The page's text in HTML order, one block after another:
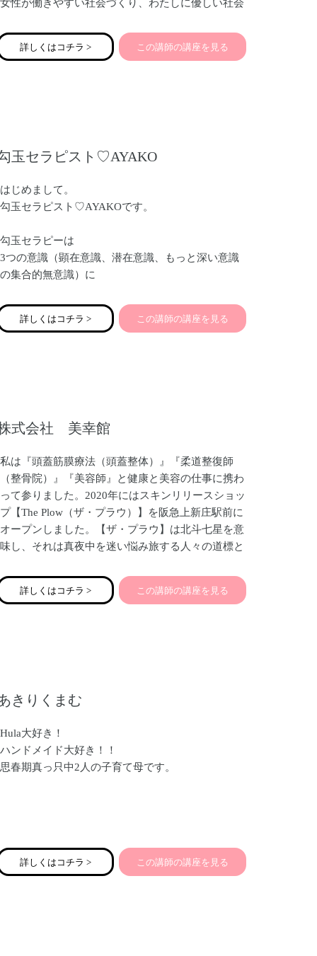
女性が働きやすい社会づくり、わたしに優しい社会
詳しくはコチラ > この講師の講座を見る
玉セラピスト♡AYAKO
はじめまして。
勾玉セラピスト♡AYAKOです。
勾玉セラピーは
3つの意識（顕在意識、潜在意識、もっと深い意識
の集合的無意識）に
3つの意識にはそれぞれ扉があり、
詳しくはコチラ > この講師の講座を見る
式会社 美幸館
私は『頭蓋筋膜療法（頭蓋整体）』『柔道整復師
（整骨院）』『美容師』と健康と美容の仕事に携わ
って参りました。2020年にはスキンリリースショッ
プ【The Plow（ザ・プラウ）】を阪急上新庄駅前に
オープンしました。【ザ・プラウ】は北斗七星を意
味し、それは真夜中を迷い悩み旅する人々の道標と
のお役に立てるよう【健康と美容】のセレクトショ
ップとして思いを込めて、皆様のお越しをお待ちし
詳しくはコチラ > この講師の講座を見る
きりくまむ
Hula大好き！
ハンドメイド大好き！！
思春期真っ只中2人の子育て母です。
詳しくはコチラ > この講師の講座を見る